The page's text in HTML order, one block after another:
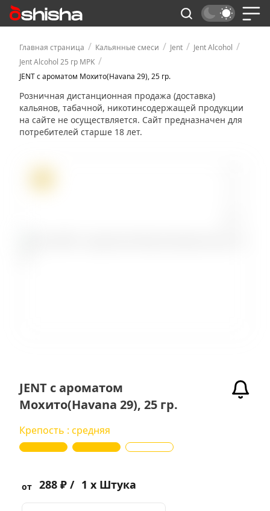
Главная страница / Кальянные смеси / Jent / Jent Alcohol /
Jent Alcohol 25 гр MPK /
JENT с ароматом Мохито(Havana 29), 25 гр.
Розничная дистанционная продажа (доставка)
кальянов, табачной, никотинсодержащей продукции
на сайте не осуществляется. Сайт предназначен для
потребителей старше 18 лет.
JENT с ароматом
Мохито(Havana 29), 25 гр.
Крепость : средняя
от 288 ₽ / 1 x Штука